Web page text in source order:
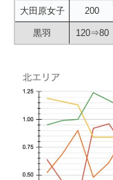
大田原女子 200
黒羽 120⇒80